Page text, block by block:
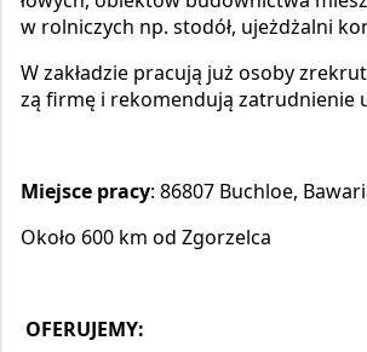
w rolniczych np. stodół, ujeżdżalni
W zakładzie pracują już osoby
zą firmę i rekomendują zatrudnienie
Miejsce pracy: 86807 Buchloe,
Około 600 km od Zgorzelca
OFERUJEMY: